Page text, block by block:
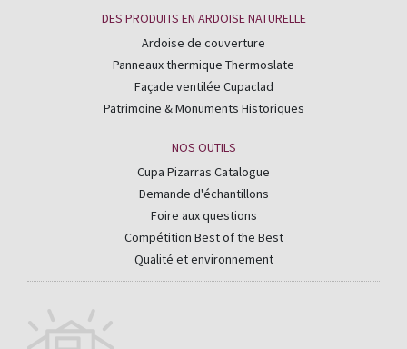
DES PRODUITS EN ARDOISE NATURELLE
Ardoise de couverture
Panneaux thermique Thermoslate
Façade ventilée Cupaclad
Patrimoine & Monuments Historiques
NOS OUTILS
Cupa Pizarras Catalogue
Demande d'échantillons
Foire aux questions
Compétition Best of the Best
Qualité et environnement